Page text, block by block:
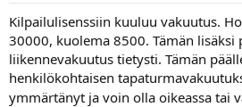
u
n
a
l
o
i
v
ä
Kilpailulisenssiin kuuluu vakuutus.
30000, kuolema 8500. Tämän lisäksi
liikennevakuutus tietysti. Tämän
henkilökohtaisen
ymmärtänyt ja voin olla oikeassa tai